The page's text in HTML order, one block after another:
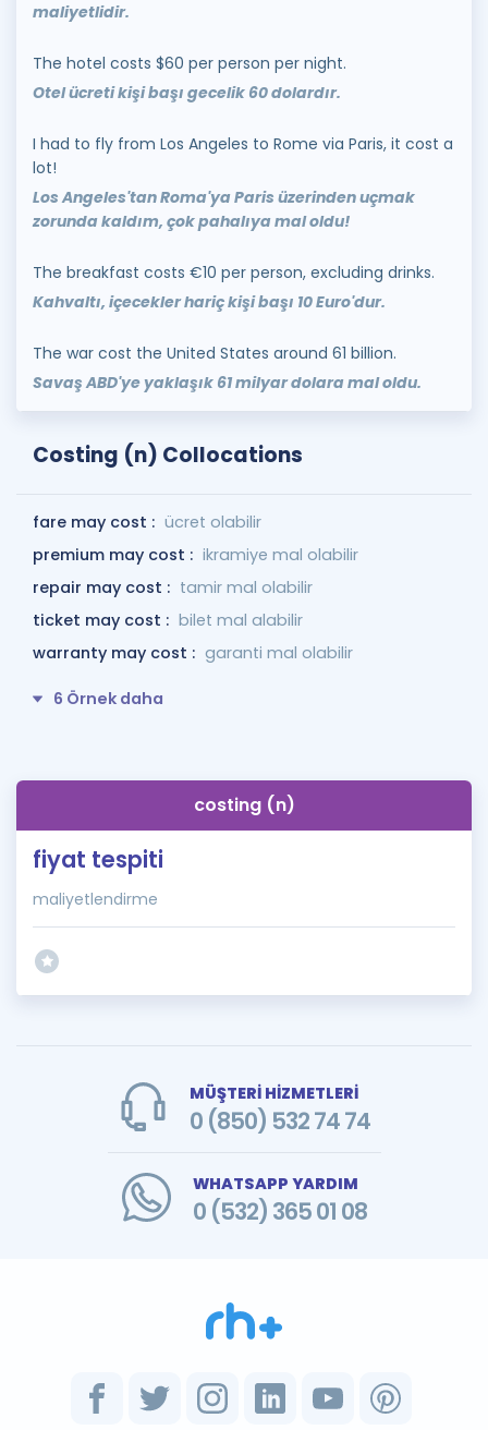
maliyetlidir.
The hotel costs $60 per person per night.
Otel ücreti kişi başı gecelik 60 dolardır.
I had to fly from Los Angeles to Rome via Paris, it cost a
lot!
Los Angeles'tan Roma'ya Paris üzerinden uçmak
zorunda kaldım, çok pahalıya mal oldu!
The breakfast costs €10 per person, excluding drinks.
Kahvaltı, içecekler hariç kişi başı 10 Euro'dur.
The war cost the United States around 61 billion.
Savaş ABD'ye yaklaşık 61 milyar dolara mal oldu.
Costing (n) Collocations
fare may cost : ücret olabilir
premium may cost : ikramiye mal olabilir
repair may cost : tamir mal olabilir
ticket may cost : bilet mal alabilir
warranty may cost : garanti mal olabilir
6 Örnek daha
costing (n)
fiyat tespiti
maliyetlendirme
MÜŞTERİ HİZMETLERİ
0 (850) 532 74 74
WHATSAPP YARDIM
0 (532) 365 01 08